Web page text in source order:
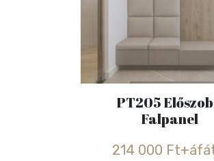
PT205
Falpanel
214 000